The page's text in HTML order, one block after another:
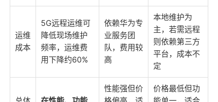
运维
成本
5G远程运维可
降低现场维护
频率，运维费
用下降约60%
依赖华为专
业服务团
队，费用较
高
本地维护为
主，若需远程
则依赖第三方
平台，成本不
定
性能强但价
价格最低但功